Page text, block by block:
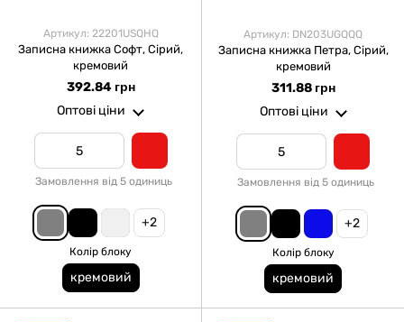
Артикул: 22201USQHQ
Записна книжка Софт, Сірий,
кремовий
392.84 грн
Оптові ціни
Замовлення від 5 одиниць
+2
Колір блоку
кремовий
Артикул: DN203UGQQQ
Записна книжка Петра, Сірий,
кремовий
311.88 грн
Оптові ціни
Замовлення від 5 одиниць
+2
Колір блоку
кремовий